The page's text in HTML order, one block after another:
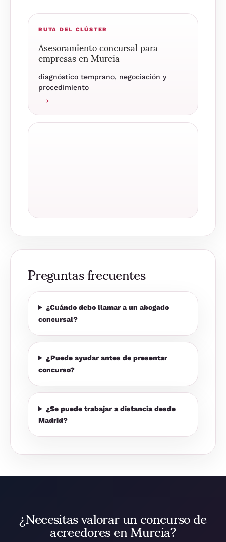
RUTA DEL CLÚSTER
Asesoramiento concursal para
empresas en Murcia
diagnóstico temprano, negociación y
procedimiento
→
Preguntas frecuentes
¿Cuándo debo llamar a un abogado
concursal?
¿Puede ayudar antes de presentar
concurso?
¿Se puede trabajar a distancia desde
Madrid?
¿Necesitas valorar un concurso de
acreedores en Murcia?